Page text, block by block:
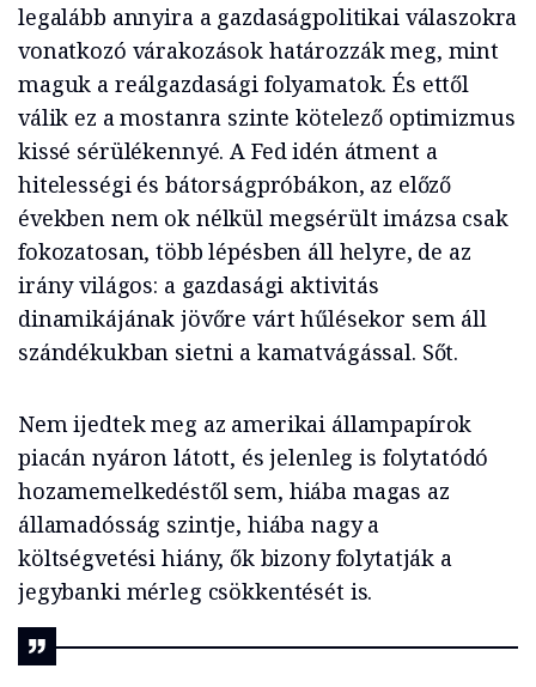
legalább annyira a gazdaságpolitikai válaszokra
vonatkozó várakozások határozzák meg, mint
maguk a reálgazdasági folyamatok. És ettől
válik ez a mostanra szinte kötelező optimizmus
kissé sérülékennyé. A Fed idén átment a
hitelességi és bátorságpróbákon, az előző
években nem ok nélkül megsérült imázsa csak
fokozatosan, több lépésben áll helyre, de az
irány világos: a gazdasági aktivitás
dinamikájának jövőre várt hűlésekor sem áll
szándékukban sietni a kamatvágással. Sőt.
Nem ijedtek meg az amerikai állampapírok
piacán nyáron látott, és jelenleg is folytatódó
hozamemelkedéstől sem, hiába magas az
államadósság szintje, hiába nagy a
költségvetési hiány, ők bizony folytatják a
jegybanki mérleg csökkentését is.